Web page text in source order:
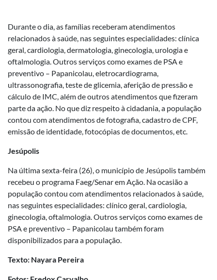
Durante o dia, as famílias receberam atendimentos
relacionados à saúde, nas seguintes especialidades: clínica
geral, cardiologia, dermatologia, ginecologia, urologia e
oftalmologia. Outros serviços como exames de PSA e
preventivo – Papanicolau, eletrocardiograma,
ultrassonografia, teste de glicemia, aferição de pressão e
cálculo de IMC, além de outros atendimentos que fizeram
parte da ação. No que diz respeito à cidadania, a população
contou com atendimentos de fotografia, cadastro de CPF,
emissão de identidade, fotocópias de documentos, etc.
Jesúpolis
Na última sexta-feira (26), o município de Jesúpolis também
recebeu o programa Faeg/Senar em Ação. Na ocasião a
população contou com atendimentos relacionados à saúde,
nas seguintes especialidades: clínico geral, cardiologia,
ginecologia, oftalmologia. Outros serviços como exames de
PSA e preventivo – Papanicolau também foram
disponibilizados para a população.
Texto: Nayara Pereira